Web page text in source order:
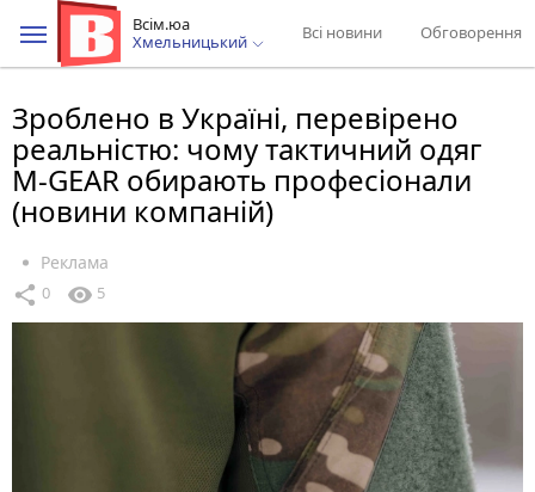
Всім.юа
Хмельницький
Всі новини Обговорення
Зроблено в Україні, перевірено
реальністю: чому тактичний одяг
M-GEAR обирають професіонали
(новини компаній)
Реклама
share 0 visibility 5